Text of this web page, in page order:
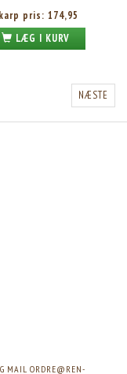
pris: 174,95
LÆG I KURV
NÆSTE
MAIL ORDRE@REN-